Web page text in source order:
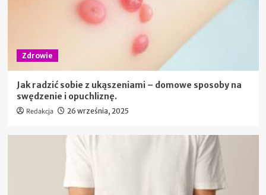
Zdrowie
Jak radzić sobie z ukąszeniami – domowe sposoby na
swędzenie i opuchliznę.
Redakcja 26 września, 2025